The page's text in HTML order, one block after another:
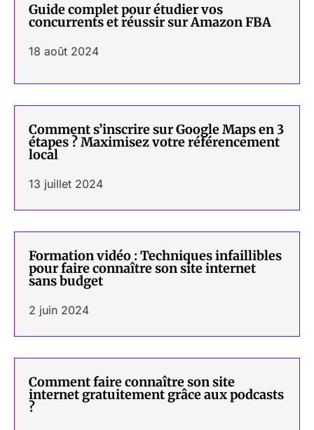
Guide complet pour étudier vos
concurrents et réussir sur Amazon FBA
18 août 2024
Comment s’inscrire sur Google Maps en 3
étapes ? Maximisez votre référencement
local
13 juillet 2024
Formation vidéo : Techniques infaillibles
pour faire connaître son site internet
sans budget
2 juin 2024
Comment faire connaître son site
internet gratuitement grâce aux podcasts
?